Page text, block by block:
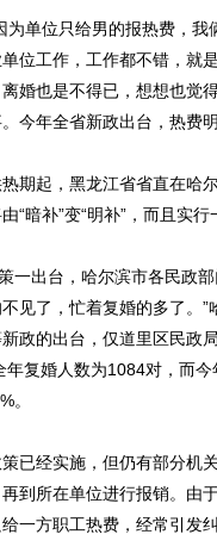
单位只给男的报热费，我
位工作，工作都不错，就
婚也是不得已，想想也觉
今年全省新政出台，热费
起，黑龙江省省直在哈尔
“暗补”变“明补”，而且实
出台，哈尔滨市各民政部
见了，忙着复婚的多了。
政的出台，仅道里区民政
年复婚人数为1084对，而
。
经实施，但仍有部分机关
到所在单位进行报销。由
给一方职工热费，经常引发纠